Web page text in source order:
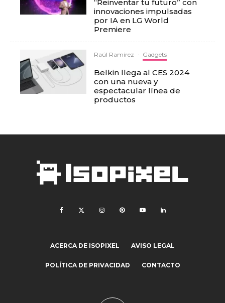
“Reinventar tu futuro” con
innovaciones impulsadas
por IA en LG World
Premiere
Raúl Ramírez · Gadgets
Belkin llega al CES 2024
con una nueva y
espectacular línea de
productos
ACERCA DE ISOPIXEL AVISO LEGAL
POLÍTICA DE PRIVACIDAD CONTACTO